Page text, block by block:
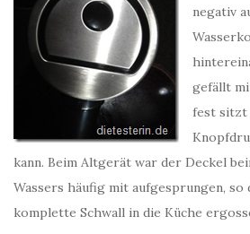
negativ
gefällt
fest sitzt
kann. Beim Altgerät war der Deckel
Wassers häufig mit aufgesprungen, so
komplette Schwall in die Küche